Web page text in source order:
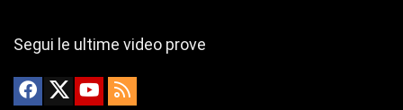
Segui le ultime video prove